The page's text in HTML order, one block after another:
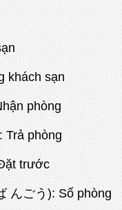
khách sạn
phòng
Trả phòng
trước
んごう): Số phòng